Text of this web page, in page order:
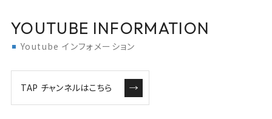
YOUTUBE INFORMATION
Youtube インフォメーション
TAP チャンネルはこちら